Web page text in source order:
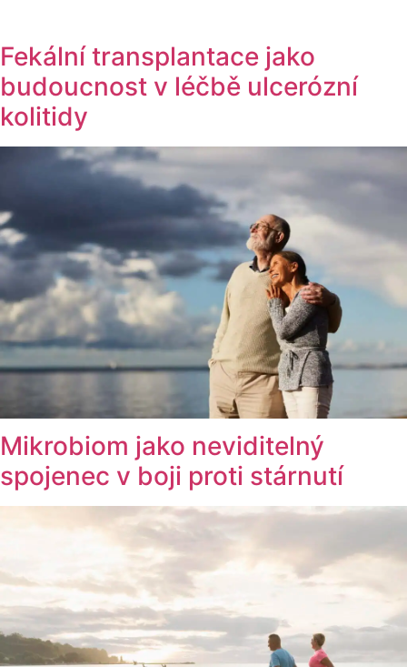
Fekální transplantace jako
budoucnost v léčbě ulcerózní
kolitidy
Mikrobiom jako neviditelný
spojenec v boji proti stárnutí